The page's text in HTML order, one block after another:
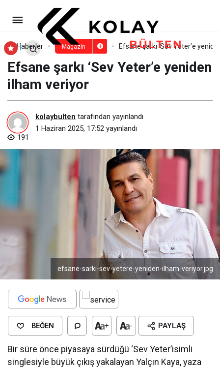
Haberler Magazin Efsane şarkı ‘Sev Yeter’e
Efsane şarkı ‘Sev Yeter’e yeniden
ilham veriyor
kolaybulten tarafından yayınlandı
1 Haziran 2025, 17:52 yayınlandı
191
efsane-sarki-sev-yetere-yeniden-ilham-veriyor.jpg
BEĞEN + - PAYLAŞ
Bir süre önce piyasaya sürdüğü ‘Sev Yeter’isimli
singlesiyle büyük çıkış yakalayan Yalçın Kaya, yaza
Nilüfer Karadeniz Festivali’nde
Ekin Uzunlar rüzgarı
Yorum Yap Paylaş